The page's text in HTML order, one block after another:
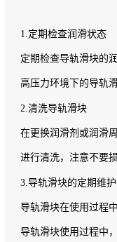
1.定期检查润滑状态
定期检查导轨滑块的
高压力环境下的导轨
2.清洗导轨滑块
在更换润滑剂或润滑
进行清洗，注意不要
3.导轨滑块的定期维护
导轨滑块在使用过程
导轨滑块使用过程中